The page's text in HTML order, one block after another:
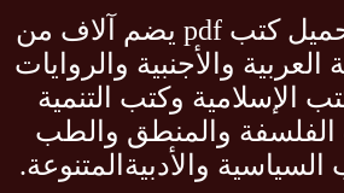
موقع تحميل كتب pdf يضم آلاف من
العربية والأجنبية والروايات
الإسلامية وكتب التنمية
الفلسفة والمنطق والطب
السياسية والأدبيةالمتنوعة.